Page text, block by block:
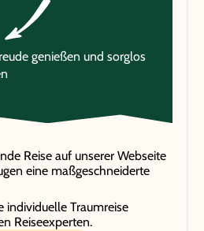
genießen und sorglos
Reise auf unserer Webseite
eine maßgeschneiderte
individuelle Traumreise
Reiseexperten.